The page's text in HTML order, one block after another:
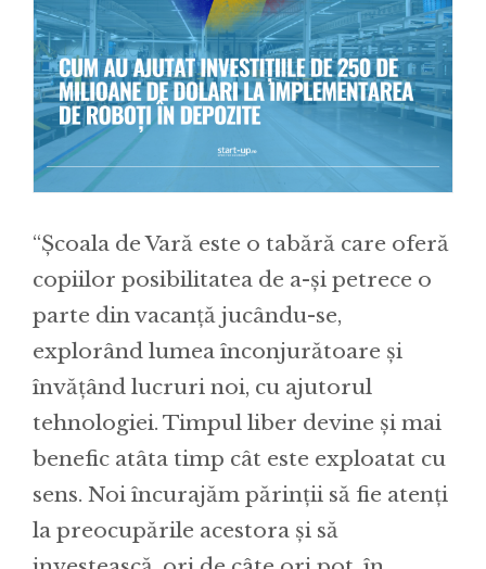
“Școala de Vară este o tabără care oferă
copiilor posibilitatea de a-și petrece o
parte din vacanță jucându-se,
explorând lumea înconjurătoare și
învățând lucruri noi, cu ajutorul
tehnologiei. Timpul liber devine și mai
benefic atâta timp cât este exploatat cu
sens. Noi încurajăm părinții să fie atenți
la preocupările acestora și să